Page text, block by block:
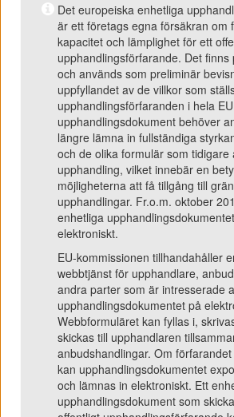
Det europeiska enhetliga
är ett företags egna försäkran om
kapacitet och lämplighet för ett
upphandlingsförfarande. Det finns
och används som preliminär
uppfyllandet av de villkor som
upphandlingsförfaranden i hela
upphandlingsdokument behöver
längre lämna in fullständiga
och de olika formulär som tidigare
upphandling, vilket innebär en
möjligheterna att få tillgång till
upphandlingar. Fr.o.m. oktober
enhetliga
elektroniskt.
EU-kommissionen tillhandahåller
webbtjänst för upphandlare,
andra parter som är intresserade
upphandlingsdokumentet på
Webbformuläret kan fyllas i,
skickas till upphandlaren
anbudshandlingar. Om
kan upphandlingsdokumentet
och lämnas in elektroniskt. Ett
upphandlingsdokument som